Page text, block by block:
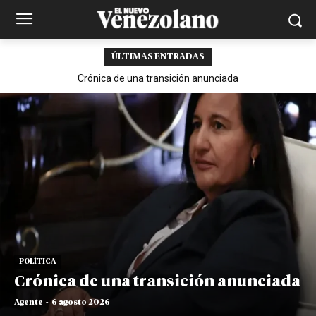
ÚLTIMAS ENTRADAS
Crónica de una transición anunciada
POLÍTICA
Crónica de una transición anunciada
Agente - 6 agosto 2026